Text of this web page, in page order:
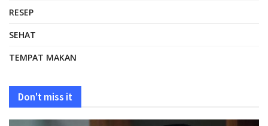
RESEP
SEHAT
TEMPAT MAKAN
Don't miss it